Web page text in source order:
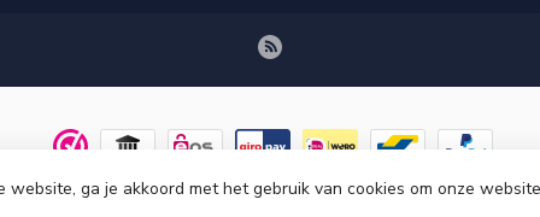
© Copyright 2026 Tenuetje.nl
website, ga je akkoord met het gebruik van cookies om onze